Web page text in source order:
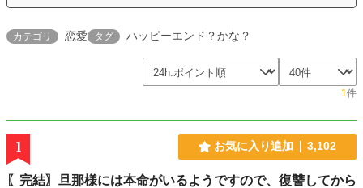
カテゴリ 恋愛 タグ ハッピーエンド？かな？
1件
1 お気に入り追加 3,102
〖完結〗旦那様には本命がいるようですので、復讐してから